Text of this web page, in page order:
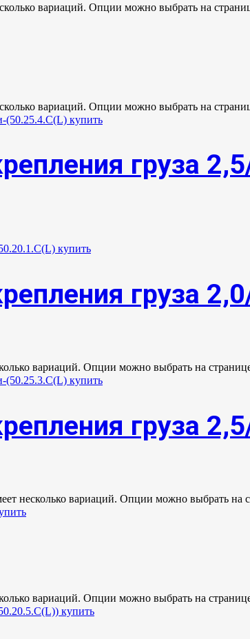
вариаций. Опции можно выбрать на
вариаций. Опции можно выбрать на
груза
груза
вариаций. Опции можно выбрать на
груза
несколько вариаций. Опции можно выбрать на
вариаций. Опции можно выбрать на